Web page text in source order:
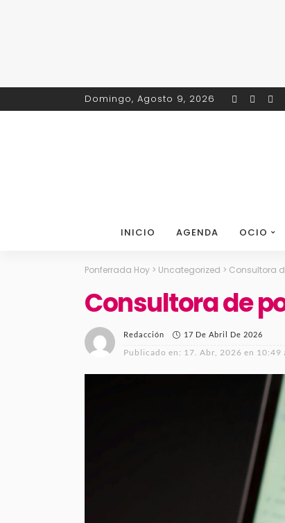
Domingo, Agosto 9, 2026
INICIO AGENDA OCIO
Ponferrada Hoy > Uncategorized > Consultora
Consultora de
Redacción 17 De Abril De 2026
Publicado en: 17. Abr, 2026 en 10:49